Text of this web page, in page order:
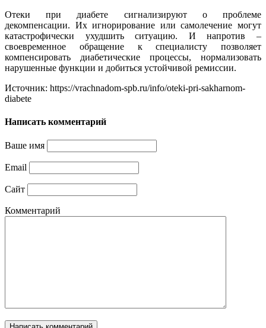
Отеки при диабете сигнализируют о проблеме
декомпенсации. Их игнорирование или самолечение могут
катастрофически ухудшить ситуацию. И напротив –
своевременное обращение к специалисту позволяет
компенсировать диабетические процессы, нормализовать
нарушенные функции и добиться устойчивой ремиссии.
Источник: https://vrachnadom-spb.ru/info/oteki-pri-sakharnom-
diabete
Написать комментарий
Ваше имя
Email
Сайт
Комментарий